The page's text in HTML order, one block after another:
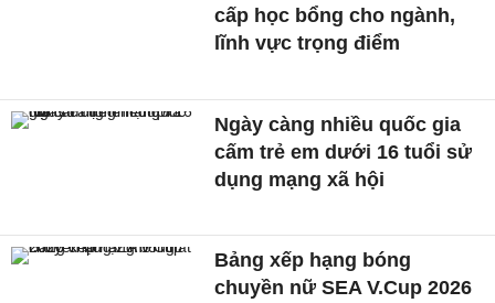
cấp học bổng cho ngành,
lĩnh vực trọng điểm
Ngày càng nhiều quốc gia
cấm trẻ em dưới 16 tuổi sử
dụng mạng xã hội
Bảng xếp hạng bóng
chuyền nữ SEA V.Cup 2026